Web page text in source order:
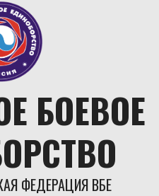
БОЕВОЕ
ФЕДЕРАЦИЯ ВБЕ